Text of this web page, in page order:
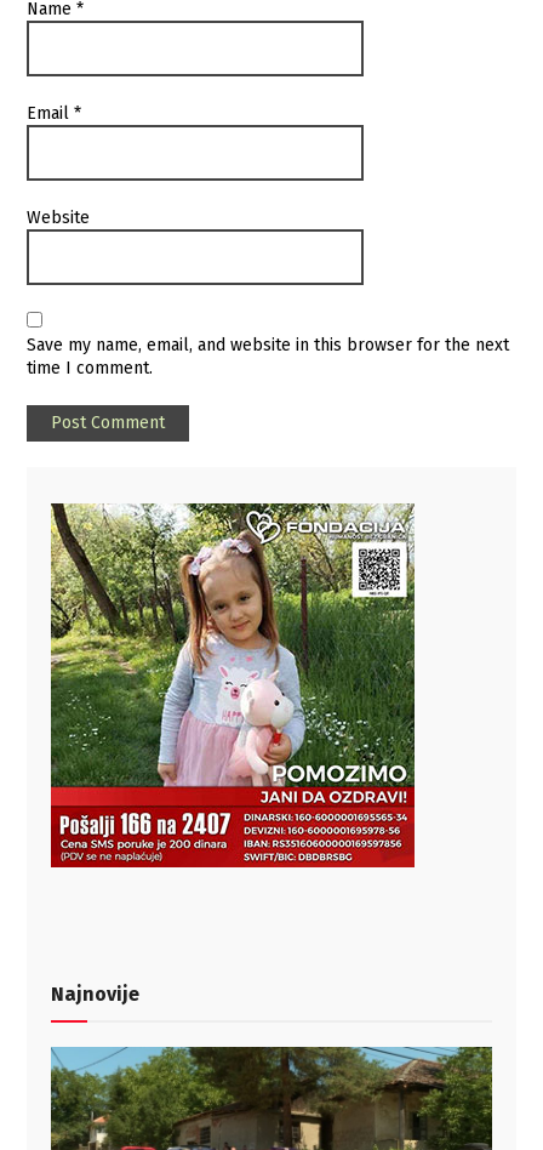
Name*
Email*
Website
Save my name, email, and website in this browser for the next
time I comment.
Najnovije